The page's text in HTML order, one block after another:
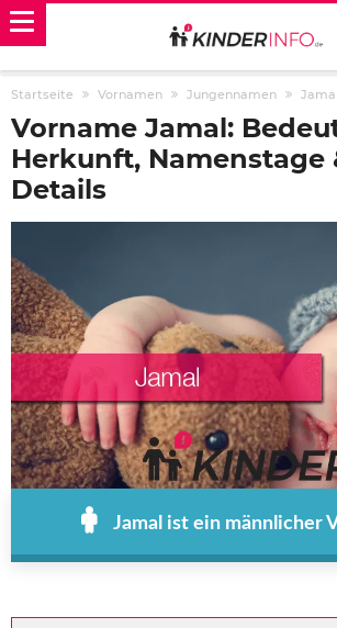
Startseite Vornamen Jungennamen Jamal
Vorname Jamal:
Herkunft, Namenstage
Details
Jamal ist ein männlicher